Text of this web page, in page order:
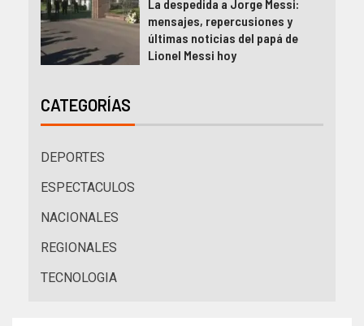
La despedida a Jorge Messi:
mensajes, repercusiones y
últimas noticias del papá de
Lionel Messi hoy
CATEGORÍAS
DEPORTES
ESPECTACULOS
NACIONALES
REGIONALES
TECNOLOGIA